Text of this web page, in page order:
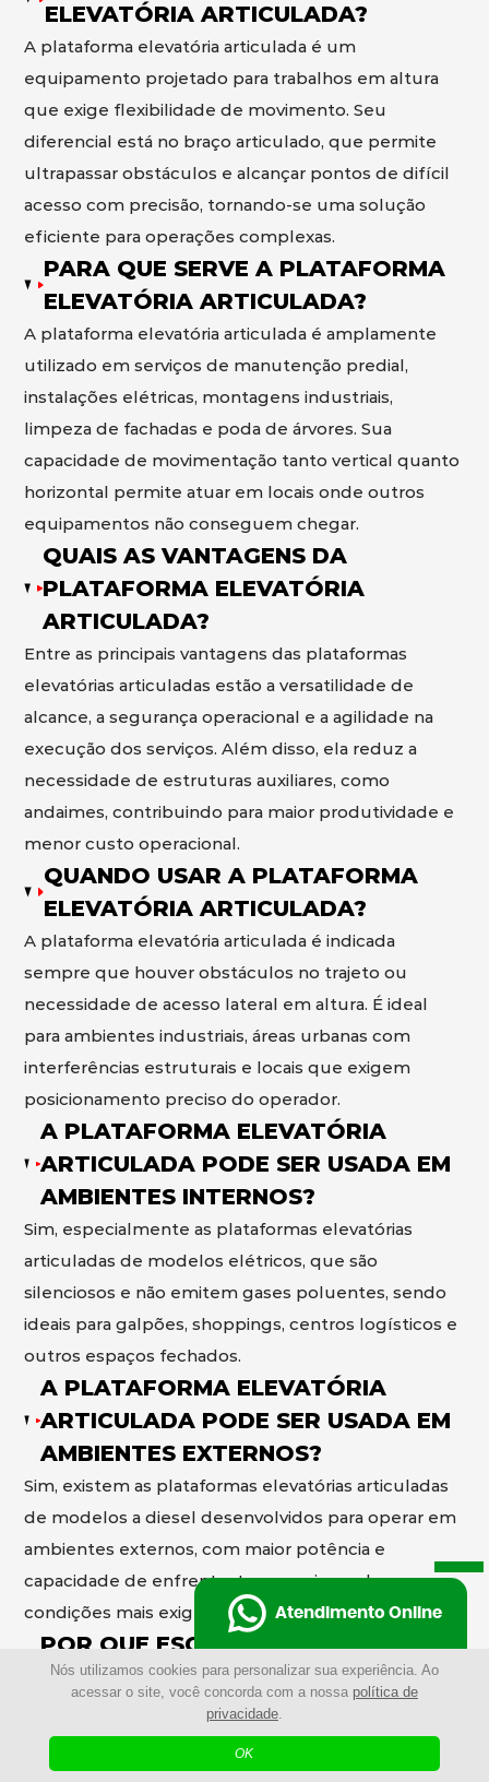
Nós utilizamos cookies para personalizar sua experiência. Ao
acessar o site, você concorda com a nossa política de
privacidade.
OK
ELEVATÓRIA ARTICULADA?
A plataforma elevatória articulada é um
equipamento projetado para trabalhos em altura
que exige flexibilidade de movimento. Seu
diferencial está no braço articulado, que permite
ultrapassar obstáculos e alcançar pontos de difícil
acesso com precisão, tornando-se uma solução
eficiente para operações complexas.
PARA QUE SERVE A PLATAFORMA
ELEVATÓRIA ARTICULADA?
A plataforma elevatória articulada é amplamente
utilizado em serviços de manutenção predial,
instalações elétricas, montagens industriais,
limpeza de fachadas e poda de árvores. Sua
capacidade de movimentação tanto vertical quanto
horizontal permite atuar em locais onde outros
equipamentos não conseguem chegar.
QUAIS AS VANTAGENS DA
PLATAFORMA ELEVATÓRIA
ARTICULADA?
Entre as principais vantagens das plataformas
elevatórias articuladas estão a versatilidade de
alcance, a segurança operacional e a agilidade na
execução dos serviços. Além disso, ela reduz a
necessidade de estruturas auxiliares, como
andaimes, contribuindo para maior produtividade e
menor custo operacional.
QUANDO USAR A PLATAFORMA
ELEVATÓRIA ARTICULADA?
A plataforma elevatória articulada é indicada
sempre que houver obstáculos no trajeto ou
necessidade de acesso lateral em altura. É ideal
para ambientes industriais, áreas urbanas com
interferências estruturais e locais que exigem
posicionamento preciso do operador.
A PLATAFORMA ELEVATÓRIA
ARTICULADA PODE SER USADA EM
AMBIENTES INTERNOS?
Sim, especialmente as plataformas elevatórias
articuladas de modelos elétricos, que são
silenciosos e não emitem gases poluentes, sendo
ideais para galpões, shoppings, centros logísticos e
outros espaços fechados.
A PLATAFORMA ELEVATÓRIA
ARTICULADA PODE SER USADA EM
AMBIENTES EXTERNOS?
Sim, existem as plataformas elevatórias articuladas
de modelos a diesel desenvolvidos para operar em
ambientes externos, com maior potência e
capacidade de enfrentar terrenos irregulares e
condições mais exigentes.
POR QUE ESCOLHER A
PLATAFORMA ELEVATÓRIA
ARTICULADA AO INVÉS DE
ANDAIMES?
Mais rápida de montar
Atendimento Online